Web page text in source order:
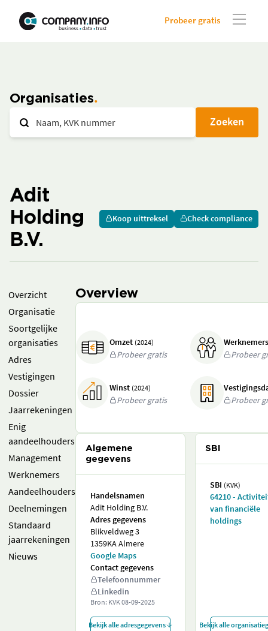
Probeer gratis
Organisaties
Zoeken
Adit
Holding
B.V.
Koop uittreksel Check compliance
Overzicht
Organisatie
Soortgelijke
organisaties
Adres
Vestigingen
Dossier
Jaarrekeningen
Enig
aandeelhouders
Management
Werknemers
Aandeelhouders
Deelnemingen
Standaard
jaarrekeningen
Nieuws
Overview
Omzet (2024)
Probeer gratis
Probeer
Winst (2024)
Probeer gratis
Probeer
Algemene
gegevens
Handelsnamen
Adit Holding B.V.
Adres gegevens
Blikveldweg 3
1359KA Almere
Google Maps
Contact gegevens
Telefoonnummer
Linkedin
Bron: KVK08-09-2025
Bekijk alle adresgegevens
SBI
SBI (KVK)
64210 -
van financiële
holdings
Bekijk alle